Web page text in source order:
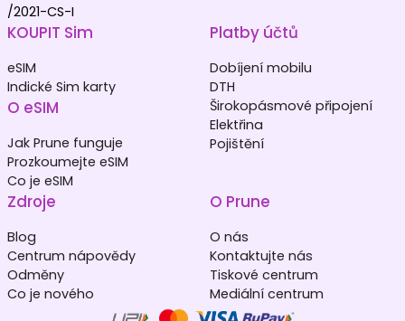
/2021-CS-I
KOUPIT Sim
eSIM
Indické Sim karty
O eSIM
Jak Prune funguje
Prozkoumejte eSIM
Co je eSIM
Platby účtů
Dobíjení mobilu
DTH
Širokopásmové připojení
Elektřina
Pojištění
Zdroje
Blog
Centrum nápovědy
Odměny
Co je nového
O Prune
O nás
Kontaktujte nás
Tiskové centrum
Mediální centrum